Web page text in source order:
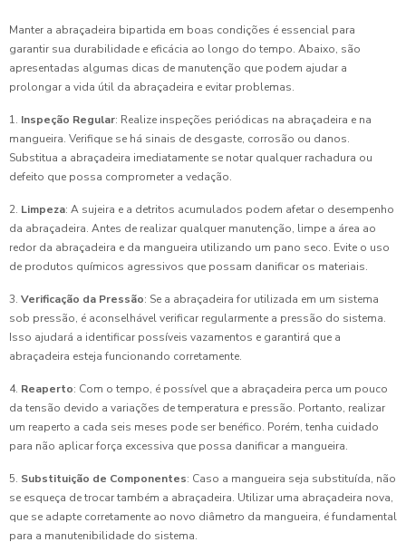
Manter a abraçadeira bipartida em boas condições é essencial para
garantir sua durabilidade e eficácia ao longo do tempo. Abaixo, são
apresentadas algumas dicas de manutenção que podem ajudar a
prolongar a vida útil da abraçadeira e evitar problemas.
1. Inspeção Regular: Realize inspeções periódicas na abraçadeira e na
mangueira. Verifique se há sinais de desgaste, corrosão ou danos.
Substitua a abraçadeira imediatamente se notar qualquer rachadura ou
defeito que possa comprometer a vedação.
2. Limpeza: A sujeira e a detritos acumulados podem afetar o desempenho
da abraçadeira. Antes de realizar qualquer manutenção, limpe a área ao
redor da abraçadeira e da mangueira utilizando um pano seco. Evite o uso
de produtos químicos agressivos que possam danificar os materiais.
3. Verificação da Pressão: Se a abraçadeira for utilizada em um sistema
sob pressão, é aconselhável verificar regularmente a pressão do sistema.
Isso ajudará a identificar possíveis vazamentos e garantirá que a
abraçadeira esteja funcionando corretamente.
4. Reaperto: Com o tempo, é possível que a abraçadeira perca um pouco
da tensão devido a variações de temperatura e pressão. Portanto, realizar
um reaperto a cada seis meses pode ser benéfico. Porém, tenha cuidado
para não aplicar força excessiva que possa danificar a mangueira.
5. Substituição de Componentes: Caso a mangueira seja substituída, não
se esqueça de trocar também a abraçadeira. Utilizar uma abraçadeira nova,
que se adapte corretamente ao novo diâmetro da mangueira, é fundamental
para a manutenibilidade do sistema.